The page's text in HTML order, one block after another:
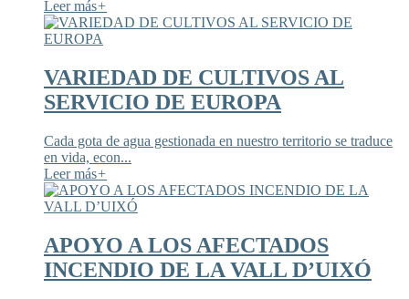
Leer más+
VARIEDAD DE CULTIVOS AL
SERVICIO DE EUROPA
Cada gota de agua gestionada en nuestro territorio se traduce
en vida, econ...
Leer más+
APOYO A LOS AFECTADOS
INCENDIO DE LA VALL D’UIXÓ